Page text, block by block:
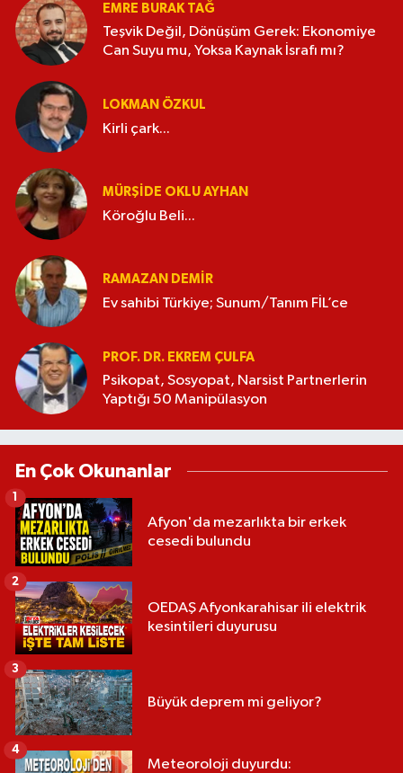
EMRE BURAK TAĞ
Teşvik Değil, Dönüşüm Gerek: Ekonomiye
Can Suyu mu, Yoksa Kaynak İsrafı mı?
LOKMAN ÖZKUL
Kirli çark...
MÜRŞIDE OKLU AYHAN
Köroğlu Beli...
RAMAZAN DEMİR
Ev sahibi Türkiye; Sunum/Tanım FİL’ce
PROF. DR. EKREM ÇULFA
Psikopat, Sosyopat, Narsist Partnerlerin
Yaptığı 50 Manipülasyon
En Çok Okunanlar
Afyon'da mezarlıkta bir erkek
cesedi bulundu
1
OEDAŞ Afyonkarahisar ili elektrik
kesintileri duyurusu
2
Büyük deprem mi geliyor?
3
Meteoroloji duyurdu:
4